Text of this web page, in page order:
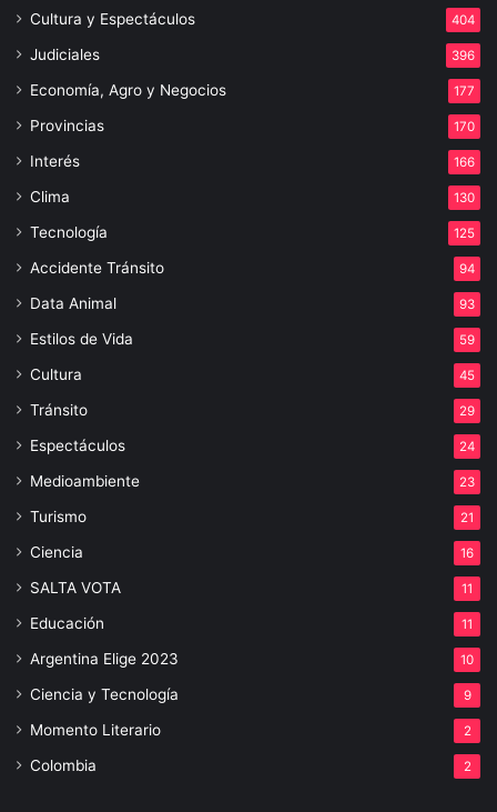
Cultura y Espectáculos 404
Judiciales 396
Economía, Agro y Negocios 177
Provincias 170
Interés 166
Clima 130
Tecnología 125
Accidente Tránsito 94
Data Animal 93
Estilos de Vida 59
Cultura 45
Tránsito 29
Espectáculos 24
Medioambiente 23
Turismo 21
Ciencia 16
SALTA VOTA 11
Educación 11
Argentina Elige 2023 10
Ciencia y Tecnología 9
Momento Literario 2
Colombia 2